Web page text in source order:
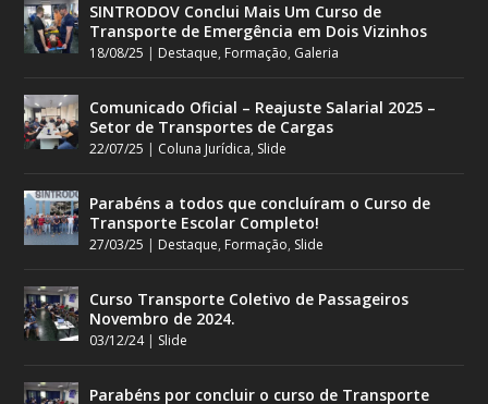
SINTRODOV Conclui Mais Um Curso de
Transporte de Emergência em Dois Vizinhos
18/08/25 | Destaque, Formação, Galeria
Comunicado Oficial – Reajuste Salarial 2025 –
Setor de Transportes de Cargas
22/07/25 | Coluna Jurídica, Slide
Parabéns a todos que concluíram o Curso de
Transporte Escolar Completo!
27/03/25 | Destaque, Formação, Slide
Curso Transporte Coletivo de Passageiros
Novembro de 2024.
03/12/24| Slide
Parabéns por concluir o curso de Transporte